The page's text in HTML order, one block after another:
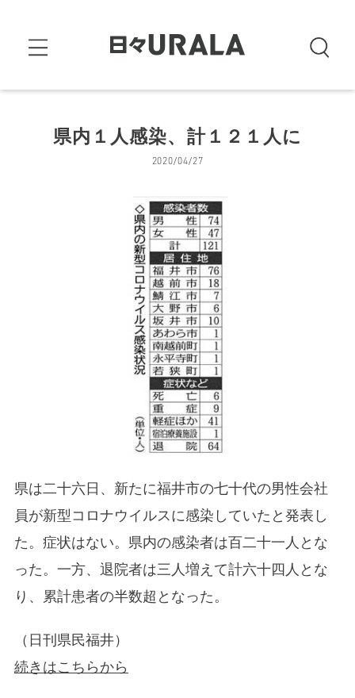
県内１人感染、計１２１人に
2020/04/27
県は二十六日、新たに福井市の七十代の男性会社
員が新型コロナウイルスに感染していたと発表し
た。症状はない。県内の感染者は百二十一人とな
った。一方、退院者は三人増えて計六十四人とな
り、累計患者の半数超となった。
（日刊県民福井）
続きはこちらから